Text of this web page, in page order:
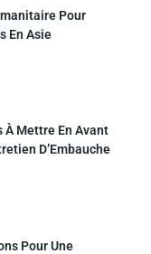
Pour
En Asie
À Mettre En Avant
D’Embauche
Pour Une